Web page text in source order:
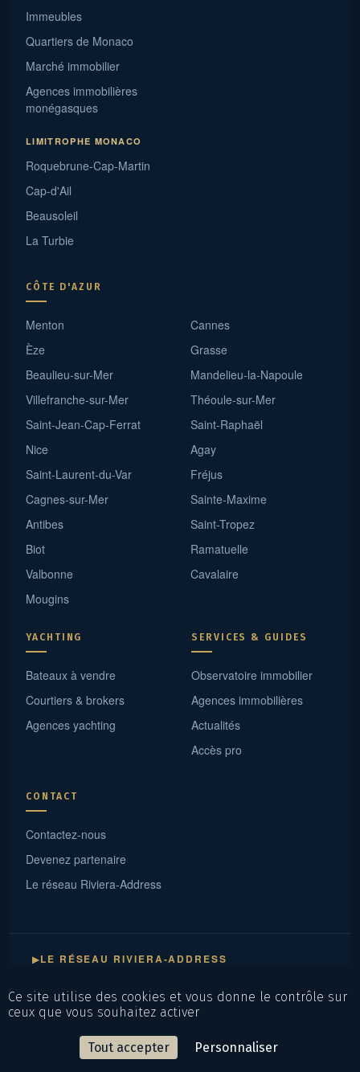
Immeubles
Quartiers de Monaco
Marché immobilier
Agences immobilières
monégasques
LIMITROPHE MONACO
Roquebrune-Cap-Martin
Cap-d'Ail
Beausoleil
La Turbie
CÔTE D'AZUR
Menton
Èze
Beaulieu-sur-Mer
Villefranche-sur-Mer
Saint-Jean-Cap-Ferrat
Nice
Saint-Laurent-du-Var
Cagnes-sur-Mer
Antibes
Biot
Valbonne
Mougins
Cannes
Grasse
Mandelieu-la-Napoule
Théoule-sur-Mer
Saint-Raphaël
Agay
Fréjus
Sainte-Maxime
Saint-Tropez
Ramatuelle
Cavalaire
YACHTING
Bateaux à vendre
Courtiers & brokers
Agences yachting
SERVICES & GUIDES
Observatoire immobilier
Agences immobilières
Actualités
Accès pro
CONTACT
Contactez-nous
Devenez partenaire
Le réseau Riviera-Address
▶LE RÉSEAU RIVIERA-ADDRESS
Mentions légalesPolitique de confidentialité
© 2026 RivieraAddress — Dune Immo · ByDune Gestion
Ce site utilise des cookies et vous donne le contrôle sur
ceux que vous souhaitez activer
Tout accepter Personnaliser